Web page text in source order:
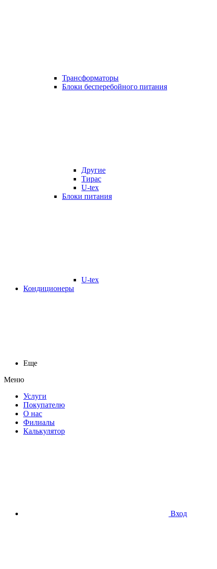
Трансформаторы
Блоки бесперебойного питания
Другие
Тирас
U-tex
Блоки питания
U-tex
Кондиционеры
Еще
Меню
Услуги
Покупателю
О нас
Филиалы
Калькулятор
Вход